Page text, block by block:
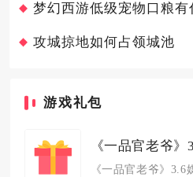
梦幻西游低级宠物口粮有
攻城掠地如何占领城池
游戏礼包
《一品官老爷
《一品官老爷》3.6